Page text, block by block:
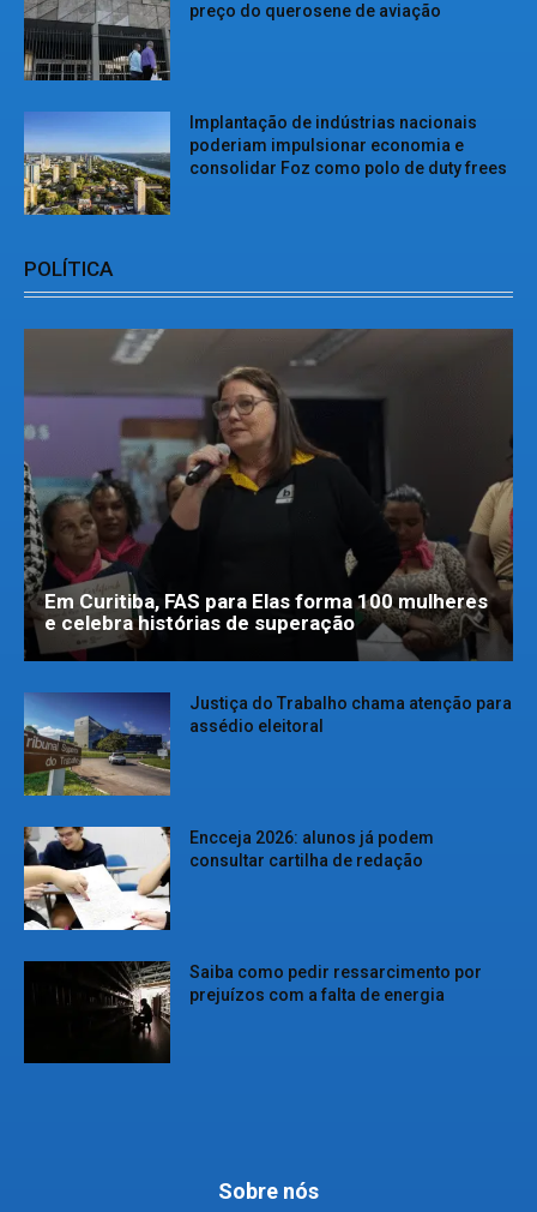
preço do querosene de aviação
Implantação de indústrias nacionais
poderiam impulsionar economia e
consolidar Foz como polo de duty frees
POLÍTICA
Em Curitiba, FAS para Elas forma 100 mulheres
e celebra histórias de superação
Justiça do Trabalho chama atenção para
assédio eleitoral
Encceja 2026: alunos já podem
consultar cartilha de redação
Saiba como pedir ressarcimento por
prejuízos com a falta de energia
Sobre nós